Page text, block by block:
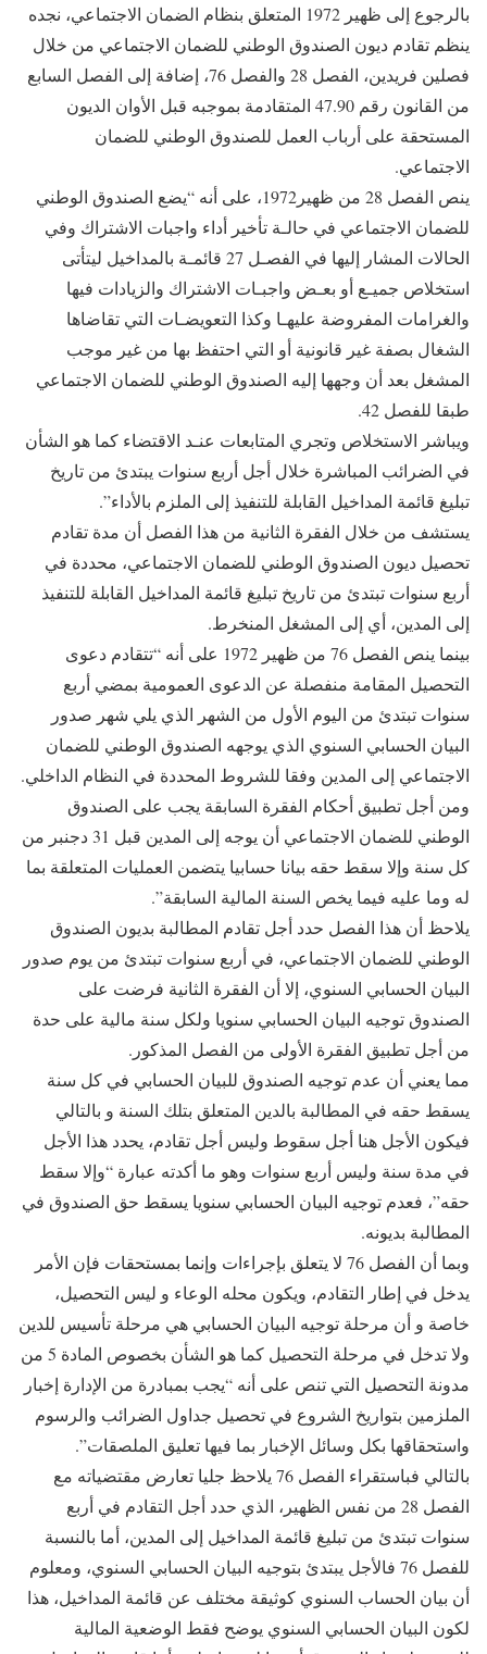
بالرجوع إلى ظهير 1972 المتعلق بنظام الضمان الاجتماعي، نجده
ينظم تقادم ديون الصندوق الوطني للضمان الاجتماعي من خلال
فصلين فريدين، الفصل 28 والفصل 76، إضافة إلى الفصل السابع
من القانون رقم 47.90 المتقادمة بموجبه قبل الأوان الديون
المستحقة على أرباب العمل للصندوق الوطني للضمان
الاجتماعي.
ينص الفصل 28 من ظهير1972، على أنه “يضع الصندوق الوطني
للضمان الاجتماعي في حالـة تأخير أداء واجبات الاشتراك وفي
الحالات المشار إليها في الفصـل 27 قائمـة بالمداخيل ليتأتى
استخلاص جميـع أو بعـض واجبـات الاشتراك والزيادات فيها
والغرامات المفروضة عليهـا وكذا التعويضـات التي تقاضاها
الشغال بصفة غير قانونية أو التي احتفظ بها من غير موجب
المشغل بعد أن وجهها إليه الصندوق الوطني للضمان الاجتماعي
طبقا للفصل 42.
ويباشر الاستخلاص وتجري المتابعات عنـد الاقتضاء كما هو الشأن
في الضرائب المباشرة خلال أجل أربع سنوات يبتدئ من تاريخ
تبليغ قائمة المداخيل القابلة للتنفيذ إلى الملزم بالأداء”.
يستشف من خلال الفقرة الثانية من هذا الفصل أن مدة تقادم
تحصيل ديون الصندوق الوطني للضمان الاجتماعي، محددة في
أربع سنوات تبتدئ من تاريخ تبليغ قائمة المداخيل القابلة للتنفيذ
إلى المدين، أي إلى المشغل المنخرط.
بينما ينص الفصل 76 من ظهير 1972 على أنه “تتقادم دعوى
التحصيل المقامة منفصلة عن الدعوى العمومية بمضي أربع
سنوات تبتدئ من اليوم الأول من الشهر الذي يلي شهر صدور
البيان الحسابي السنوي الذي يوجهه الصندوق الوطني للضمان
الاجتماعي إلى المدين وفقا للشروط المحددة في النظام الداخلي.
ومن أجل تطبيق أحكام الفقرة السابقة يجب على الصندوق
الوطني للضمان الاجتماعي أن يوجه إلى المدين قبل 31 دجنبر من
كل سنة وإلا سقط حقه بيانا حسابيا يتضمن العمليات المتعلقة بما
له وما عليه فيما يخص السنة المالية السابقة”.
يلاحظ أن هذا الفصل حدد أجل تقادم المطالبة بديون الصندوق
الوطني للضمان الاجتماعي، في أربع سنوات تبتدئ من يوم صدور
البيان الحسابي السنوي، إلا أن الفقرة الثانية فرضت على
الصندوق توجيه البيان الحسابي سنويا ولكل سنة مالية على حدة
من أجل تطبيق الفقرة الأولى من الفصل المذكور.
مما يعني أن عدم توجيه الصندوق للبيان الحسابي في كل سنة
يسقط حقه في المطالبة بالدين المتعلق بتلك السنة و بالتالي
فيكون الأجل هنا أجل سقوط وليس أجل تقادم، يحدد هذا الأجل
في مدة سنة وليس أربع سنوات وهو ما أكدته عبارة “وإلا سقط
حقه”، فعدم توجيه البيان الحسابي سنويا يسقط حق الصندوق في
المطالبة بديونه.
وبما أن الفصل 76 لا يتعلق بإجراءات وإنما بمستحقات فإن الأمر
يدخل في إطار التقادم، ويكون محله الوعاء و ليس التحصيل،
خاصة و أن مرحلة توجيه البيان الحسابي هي مرحلة تأسيس للدين
ولا تدخل في مرحلة التحصيل كما هو الشأن بخصوص المادة 5 من
مدونة التحصيل التي تنص على أنه “يجب بمبادرة من الإدارة إخبار
الملزمين بتواريخ الشروع في تحصيل جداول الضرائب والرسوم
واستحقاقها بكل وسائل الإخبار بما فيها تعليق الملصقات”.
بالتالي فباستقراء الفصل 76 يلاحظ جليا تعارض مقتضياته مع
الفصل 28 من نفس الظهير، الذي حدد أجل التقادم في أربع
سنوات تبتدئ من تبليغ قائمة المداخيل إلى المدين، أما بالنسبة
للفصل 76 فالأجل يبتدئ بتوجيه البيان الحسابي السنوي، ومعلوم
أن بيان الحساب السنوي كوثيقة مختلف عن قائمة المداخيل، هذا
لكون البيان الحسابي السنوي يوضح فقط الوضعية المالية